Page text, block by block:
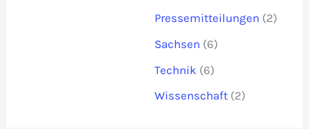
Pressemitteilungen (2)
Sachsen (6)
Technik (6)
Wissenschaft (2)